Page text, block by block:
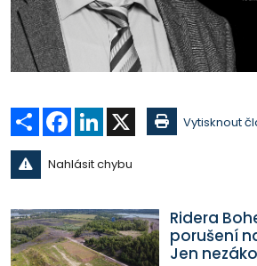
Sdílet Facebook
LinkedIn Vytisknout
Nahlásit chybu
Ridera
porušení
Jen